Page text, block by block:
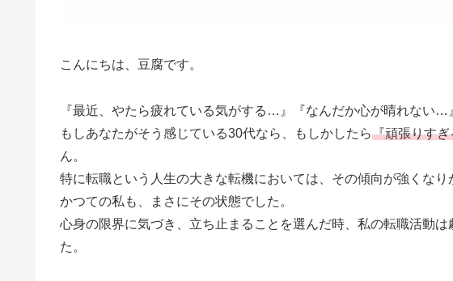
こんにちは、豆腐です。
『最近、やたら疲れている気がする…』『なんだか心が晴れない…
もしあなたがそう感じている30代なら、もしかしたら『頑張りすぎ
ん。
特に転職という人生の大きな転機においては、その傾向が強くなり
かつての私も、まさにその状態でした。
心身の限界に気づき、立ち止まることを選んだ時、私の転職活動
た。